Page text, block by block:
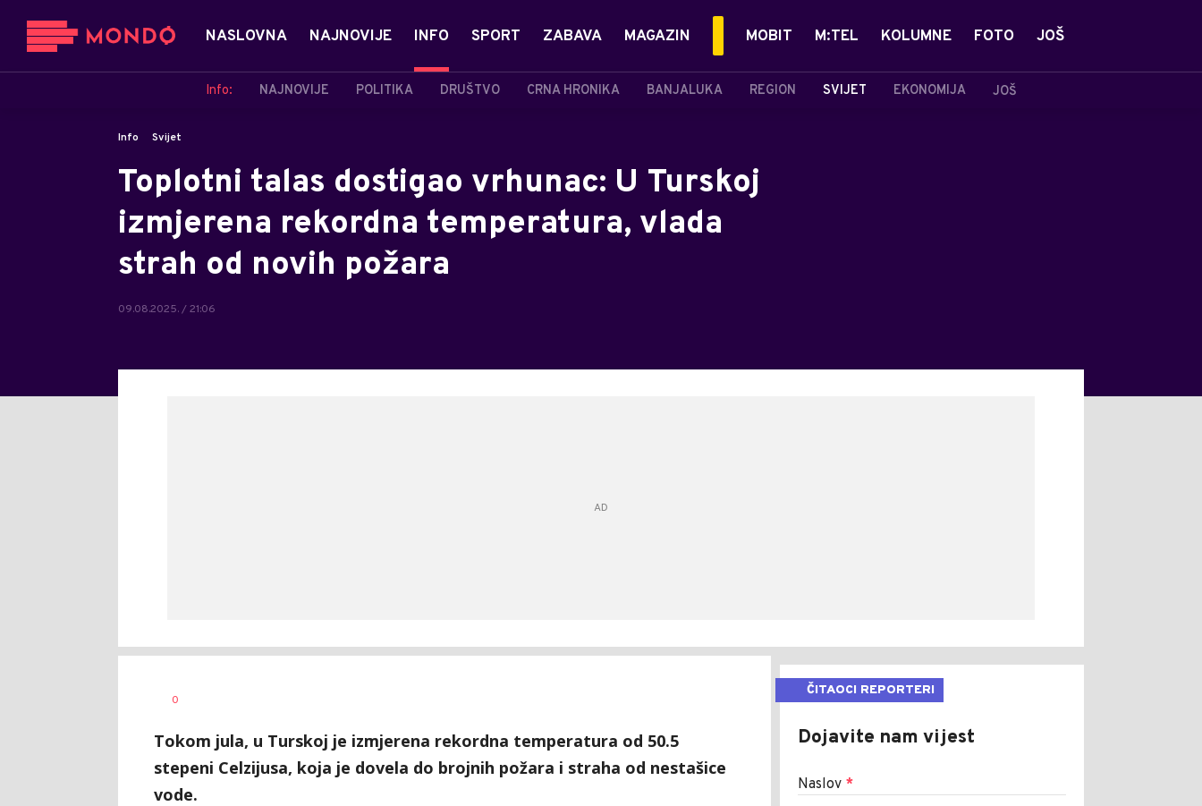
NASLOVNA NAJNOVIJE INFO
Info: NAJNOVIJE POLITIKA DRUŠTVO CRNA HRONIKA BANJALUKA REGION SVIJET EKONOMIJA JOŠ
SPORT ZABAVA MAGAZIN MOBIT M:TEL KOLUMNE FOTO JOŠ
Info Svijet
Toplotni talas dostigao vrhunac: U Turskoj
izmjerena rekordna temperatura, vlada
strah od novih požara
09.08.2025. / 21:06
AUTOR
0
Tokom jula, u Turskoj je izmjerena rekordna temperatura od 50.5
stepeni Celzijusa, koja je dovela do brojnih požara i straha od nestašice
vode.
ČITAOCI REPORTERI
Dojavite nam vijest
Naslov *